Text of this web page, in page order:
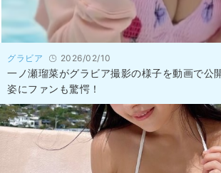
グラビア 2026/02/10
一ノ瀬瑠菜がグラビア撮影の様子を動画で公
姿にファンも驚愕！